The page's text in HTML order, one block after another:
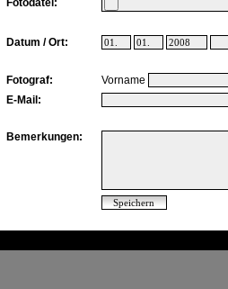
Fotodatei:
Datum / Ort:
Fotograf:
Vorname
E-Mail:
Bemerkungen: